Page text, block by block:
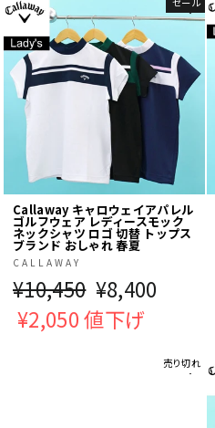
格
格
Callaway キャロウェイアパレル
ゴルフウェア レディースモック
ネックシャツ ロゴ 切替 トップス
ブランド おしゃれ 春夏
CALLAWAY
通
常
¥10,450 販
売
¥8,400
¥2,050 値下げ
売り切れ